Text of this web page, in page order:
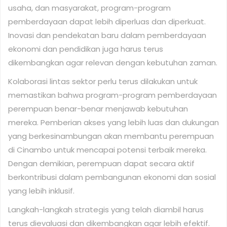
usaha, dan masyarakat, program-program
pemberdayaan dapat lebih diperluas dan diperkuat.
Inovasi dan pendekatan baru dalam pemberdayaan
ekonomi dan pendidikan juga harus terus
dikembangkan agar relevan dengan kebutuhan zaman.
Kolaborasi lintas sektor perlu terus dilakukan untuk
memastikan bahwa program-program pemberdayaan
perempuan benar-benar menjawab kebutuhan
mereka. Pemberian akses yang lebih luas dan dukungan
yang berkesinambungan akan membantu perempuan
di Cinambo untuk mencapai potensi terbaik mereka.
Dengan demikian, perempuan dapat secara aktif
berkontribusi dalam pembangunan ekonomi dan sosial
yang lebih inklusif.
Langkah-langkah strategis yang telah diambil harus
terus dievaluasi dan dikembangkan agar lebih efektif.